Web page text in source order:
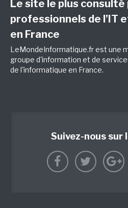
Le site le plus consulté
professionnels de l’IT
en France
LeMondeInformatique.fr est une
groupe d'information et de
de l'informatique en France.
Suivez-nous sur